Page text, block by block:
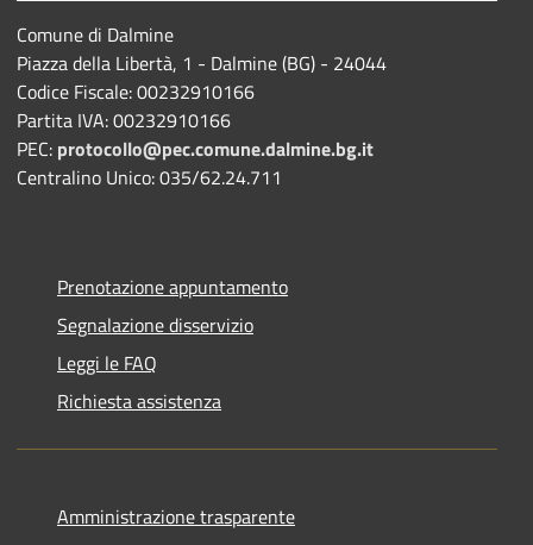
Comune di Dalmine
Piazza della Libertà, 1 - Dalmine (BG) - 24044
Codice Fiscale: 00232910166
Partita IVA: 00232910166
PEC: protocollo@pec.comune.dalmine.bg.it
Centralino Unico: 035/62.24.711
Prenotazione appuntamento
Segnalazione disservizio
Leggi le FAQ
Richiesta assistenza
Amministrazione trasparente